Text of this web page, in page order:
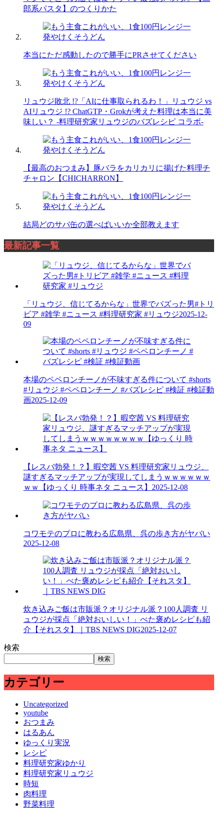
郎系パスタ】のつくりかた
本当にただ感動したので勝手にPRさせてください
リュウジ敗北 !?「AIに仕事取られるわ！」リュウジ vs
AIリュウジ !? ChatGTP・Grokが考えた料理は本当に美
味しい？ -料理研究家リュウジのバズレシピ コラボ-
【最高のおつまみ】豚バラをカリカリに揚げた料理チ
チャロン【CHICHARRON】
結局どのサバ缶の選べばいいか全部教えます
最新記事一覧
「リュウジ、信じてるからな」世界でバズった男#トリ
ビア #雑学 #ニュース #料理研究家 #リュウジ2025-12-
09
本場のペペロンチーノが不味すぎる件について #shorts
#リュウジ #ペペロンチーノ #バズレシピ #検証 #検証動
画2025-12-09
【レスバ勃発！？】暇空茜 VS 料理研究家リュウジ、
謎すぎるマッチアップが実現してしまうｗｗｗｗｗｗ
ｗｗ【ゆっくり 時事ネタ ニュース】 2025-12-08
コワモテのプロに教わる広島県、呉の歩き方がヤバい
2025-12-08
炊き込みご飯は市販派？オリジナル派？100人調査 リ
ュウジが採点「絶対おいしい！」べた褒めレシピも紹
介【それスタ】｜TBS NEWS DIG2025-12-07
検索
検索
カテゴリー
Uncategorized
youtube
おつまみ
はるあん
ゆっくり実況
レシピ
料理研究家ゆかり
料理研究家リュウジ
時短
肉料理
野菜料理